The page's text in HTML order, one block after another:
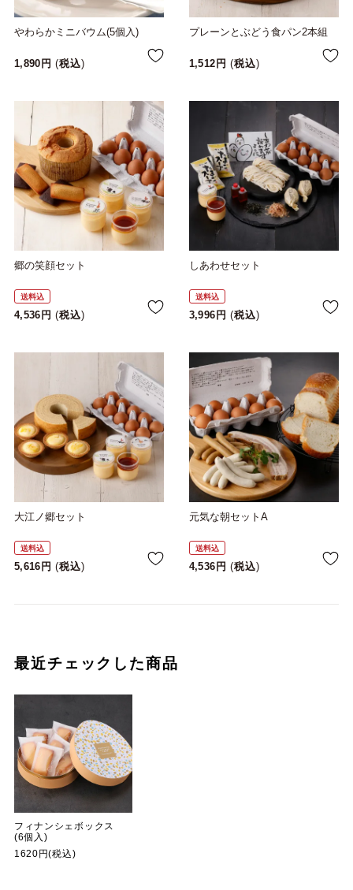
やわらかミニバウム(5個入)
1,890 税込
プレーンとぶどう食パン2本組
1,512 税込
郷の笑顔セット
送料込
4,536 税込
しあわせセット
送料込
3,996 税込
大江ノ郷セット
送料込
5,616 税込
元気な朝セットA
送料込
4,536 税込
最近チェックした商品
フィナンシェボックス
(6個入)
1620円(税込)